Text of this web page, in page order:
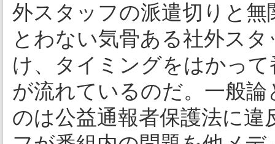
外スタッフの派遣切りと
とわない気骨ある社外ス
け、タイミングをはかっ
が流れているのだ。一般
のは公益通報者保護法に